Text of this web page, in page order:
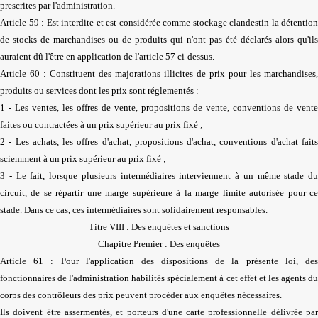
prescrites par l'administration.
Article 59 : Est interdite et est considérée comme stockage clandestin la détention
de stocks de marchandises ou de produits qui n'ont pas été déclarés alors qu'ils
auraient dû l'être en application de l'article 57 ci-dessus.
Article 60 : Constituent des majorations illicites de prix pour les marchandises,
produits ou services dont les prix sont réglementés :
1 - Les ventes, les offres de vente, propositions de vente, conventions de vente
faites ou contractées à un prix supérieur au prix fixé ;
2 - Les achats, les offres d'achat, propositions d'achat, conventions d'achat faits
sciemment à un prix supérieur au prix fixé ;
3 - Le fait, lorsque plusieurs intermédiaires interviennent à un même stade du
circuit, de se répartir une marge supérieure à la marge limite autorisée pour ce
stade. Dans ce cas, ces intermédiaires sont solidairement responsables.
Titre VIII : Des enquêtes et sanctions
Chapitre Premier : Des enquêtes
Article 61 : Pour l'application des dispositions de la présente loi, des
fonctionnaires de l'administration habilités spécialement à cet effet et les agents du
corps des contrôleurs des prix peuvent procéder aux enquêtes nécessaires.
Ils doivent être assermentés, et porteurs d'une carte professionnelle délivrée par